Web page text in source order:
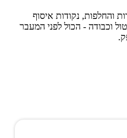
והחלפות, נקודות איסוף
וכבודה - הכול לפני המעבר